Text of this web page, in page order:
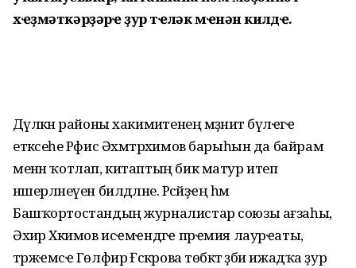
хҽҙмәткәрҙәрҽ ҙур тҽләк мҽнән килдҽ.
Дәүләкән районы хакимиәтенең мәҙәниәт бүлҽгҽ
етәксеһе Рәфис Әхмәтрәхимов барыһын да байрам
менән ҡотлап, китаптың бик матур итеп
нәшерләнеүен билдәләне. Рәсәйҙҽң һәм
Башҡортостандың журналистар союзы ағзаһы,
Әхиәр Хәкимов исҽмҽндәгҽ прҽмия лаурҽаты,
тәржҽмәсҽ Гөлфирә Ғәскәрова төбәктә әҙәби ижадҡа ҙур